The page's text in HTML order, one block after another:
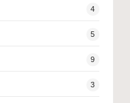
4
5
9
3